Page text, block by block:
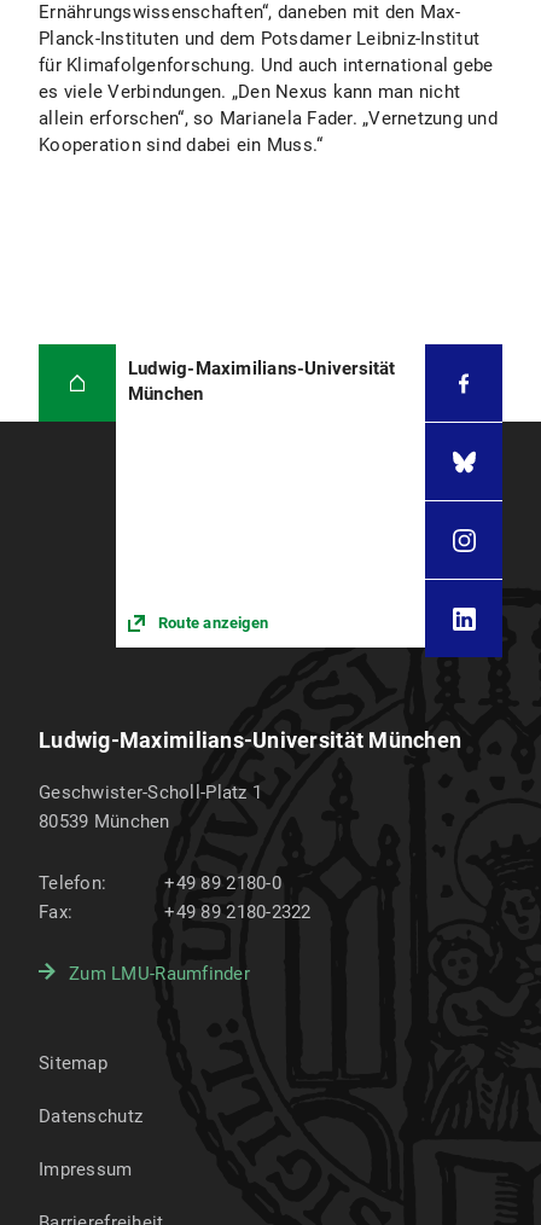
Ernährungswissenschaften“, daneben mit den Max-
Planck-Instituten und dem Potsdamer Leibniz-Institut
für Klimafolgenforschung. Und auch international gebe
es viele Verbindungen. „Den Nexus kann man nicht
allein erforschen“, so Marianela Fader. „Vernetzung und
Kooperation sind dabei ein Muss.“
Ludwig-Maximilians-Universität
München
Route anzeigen
Ludwig-Maximilians-Universität München
Geschwister-Scholl-Platz 1
80539 München
Telefon:
+49 89 2180-0
Fax:
+49 89 2180-2322
Zum LMU-Raumfinder
Sitemap
Datenschutz
Impressum